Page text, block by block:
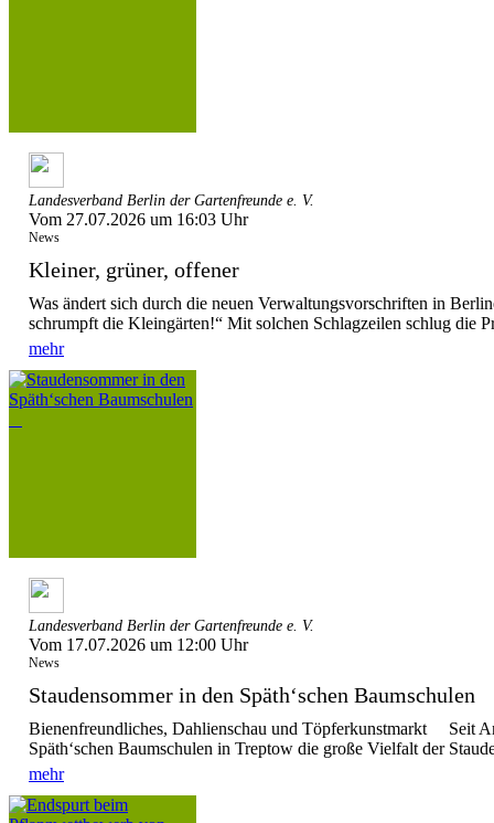
Landesverband Berlin der Gartenfreunde e. V.
Vom 27.07.2026 um 16:03 Uhr
News
Kleiner, grüner, offener
Was ändert sich durch die neuen Verwaltungsvorschriften in
schrumpft die Kleingärten!“ Mit solchen Schlagzeilen schlug die
mehr
Landesverband Berlin der Gartenfreunde e. V.
Vom 17.07.2026 um 12:00 Uhr
News
Staudensommer in den Späth‘schen
Bienenfreundliches, Dahlienschau und Töpferkunstmarkt Seit
Späth‘schen Baumschulen in Treptow die große Vielfalt der
mehr